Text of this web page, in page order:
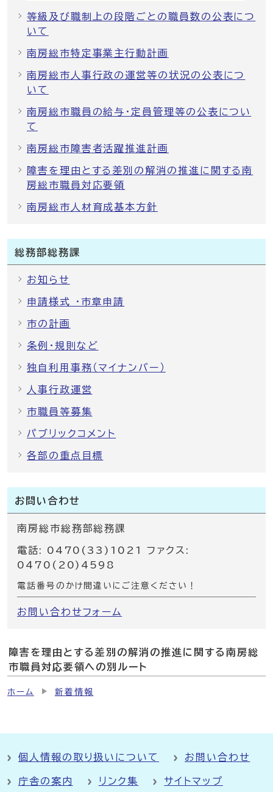
等級及び職制上の段階ごとの職員数の公表につ
いて
南房総市特定事業主行動計画
南房総市人事行政の運営等の状況の公表につ
いて
南房総市職員の給与・定員管理等の公表につい
て
南房総市障害者活躍推進計画
障害を理由とする差別の解消の推進に関する南
房総市職員対応要領
南房総市人材育成基本方針
総務部総務課
お知らせ
申請様式 ・市章申請
市の計画
条例・規則など
独自利用事務（マイナンバー）
人事行政運営
市職員等募集
パブリックコメント
各部の重点目標
お問い合わせ
南房総市総務部総務課
電話: 0470(33)1021 ファクス:
0470(20)4598
電話番号のかけ間違いにご注意ください！
お問い合わせフォーム
障害を理由とする差別の解消の推進に関する南房総
市職員対応要領への別ルート
ホーム 新着情報
個人情報の取り扱いについて お問い合わせ
庁舎の案内 リンク集 サイトマップ